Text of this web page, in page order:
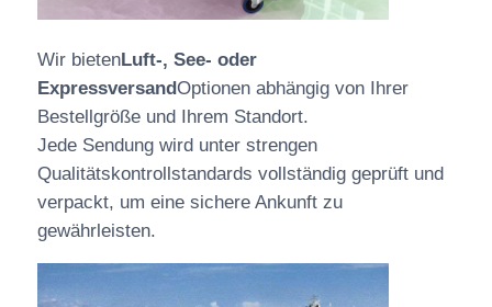
Wir bietenLuft-, See- oder
ExpressversandOptionen abhängig von Ihrer
Bestellgröße und Ihrem Standort.
Jede Sendung wird unter strengen
Qualitätskontrollstandards vollständig geprüft und
verpackt, um eine sichere Ankunft zu
gewährleisten.